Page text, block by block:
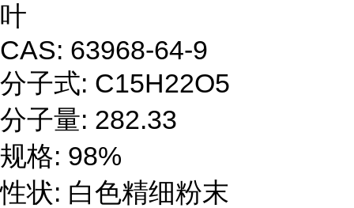
叶
CAS: 63968-64-9
分子式: C15H22O5
分子量: 282.33
规格: 98%
性状: 白色精细粉末